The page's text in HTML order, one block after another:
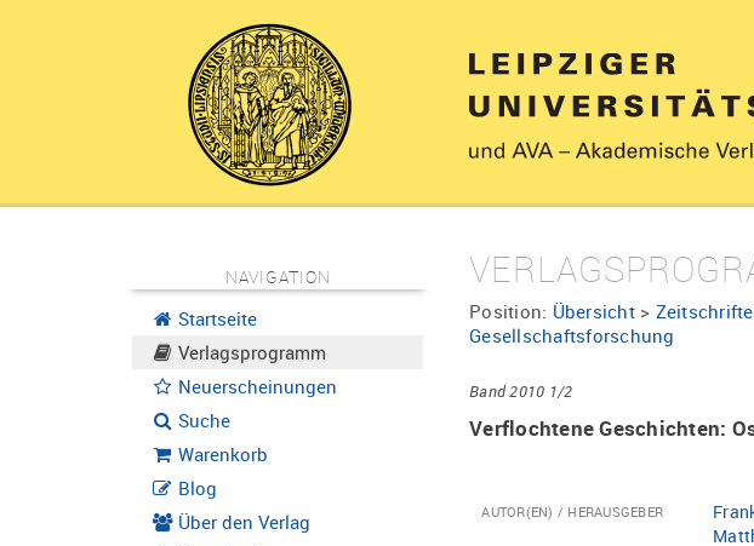
NAVIGATION
Startseite
Verlagsprogramm
Neuerscheinungen
Suche
Warenkorb
Blog
Über den Verlag
Position: Übersicht>
Gesellschaftsforschung
Band 2010 1/2
Verflochtene Geschichten:
AUTOR(EN) / HERAUSGEBER